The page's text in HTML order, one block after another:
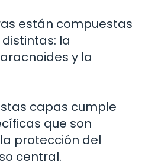
están compuestas
la
y la
capas cumple
que son
protección del
central.